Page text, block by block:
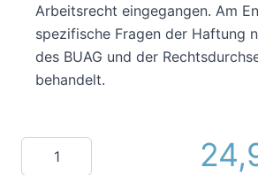
Arbeitsrecht eingegangen. Am
spezifische Fragen der Haftung
des BUAG und der
behandelt.
Menge